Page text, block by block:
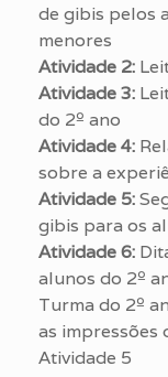
de gibis pelos
menores
Atividade 2:
Atividade 3:
do 2º ano
Atividade 4:
sobre a
Atividade 5:
gibis para os
Atividade 6:
alunos do 2º
Turma do 2º
as impressões
Atividade 5